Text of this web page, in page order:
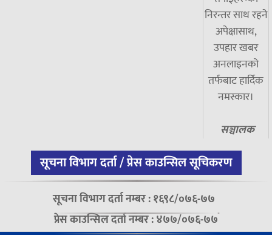
निरन्तर साथ रहने
अपेक्षासाथ,
उपहार खबर
अनलाइनको
तर्फबाट हार्दिक
नमस्कार।
सञ्चालक
सूचना विभाग दर्ता / प्रेस काउन्सिल सूचिकरण
सूचना विभाग दर्ता नम्बर : १६९८/०७६-७७
प्रेस काउन्सिल दर्ता नम्बर : ४७७/०७६-७७